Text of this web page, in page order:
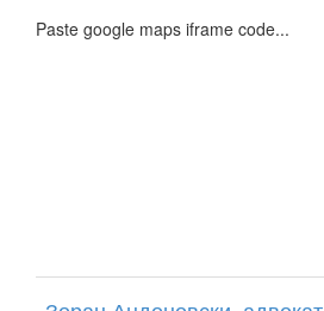
Paste google maps iframe code...